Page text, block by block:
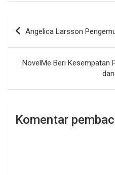
Navigasi
pos
Angelica Larsson
NovelMe Beri Kesempatan
Komentar